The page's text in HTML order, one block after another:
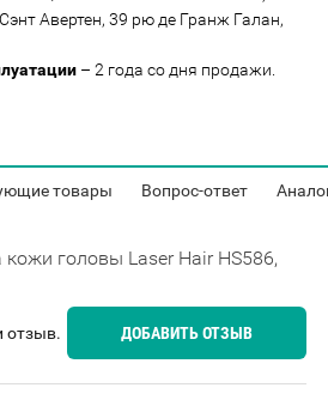
Авертен, 39 рю де Гранж Галан,
– 2 года со дня продажи.
товары Вопрос-ответ
головы Laser Hair HS586,
отзыв. ДОБАВИТЬ ОТЗЫВ